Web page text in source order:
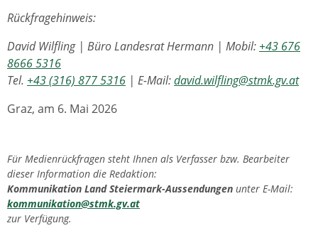
Rückfragehinweis:
David Wilfling | Büro Landesrat Hermann | Mobil: +43 676
8666 5316
Tel. +43 (316) 877 5316 | E-Mail:david.wilfling@stmk.gv.at
Graz, am 6. Mai 2026
Für Medienrückfragen steht Ihnen als Verfasser bzw. Bearbeiter
dieser Information die Redaktion:
Kommunikation Land Steiermark-Aussendungen unter E-Mail:
kommunikation@stmk.gv.at
zur Verfügung.